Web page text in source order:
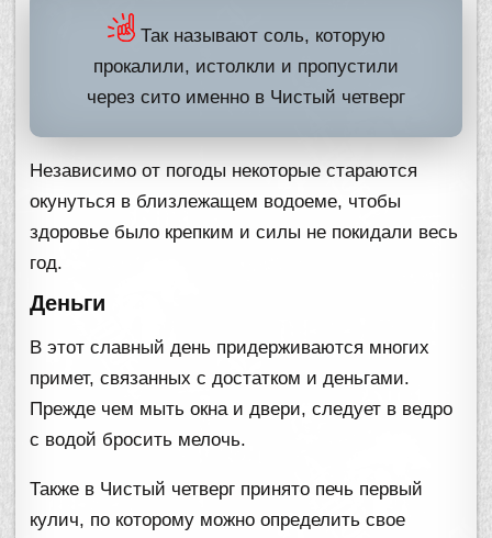
Так называют соль, которую
прокалили, истолкли и пропустили
через сито именно в Чистый четверг
Независимо от погоды некоторые стараются
окунуться в близлежащем водоеме, чтобы
здоровье было крепким и силы не покидали весь
год.
Деньги
В этот славный день придерживаются многих
примет, связанных с достатком и деньгами.
Прежде чем мыть окна и двери, следует в ведро
с водой бросить мелочь.
Также в Чистый четверг принято печь первый
кулич, по которому можно определить свое